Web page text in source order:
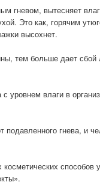
гневом, вытесняет
Это как, горячим
высохнет.
тем больше дает сбой
уровнем влаги в
гнева, и